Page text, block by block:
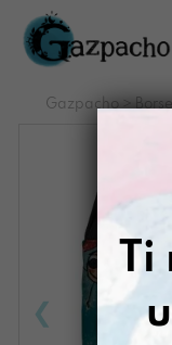
Salta
contenuto
Gazpacho > Borse